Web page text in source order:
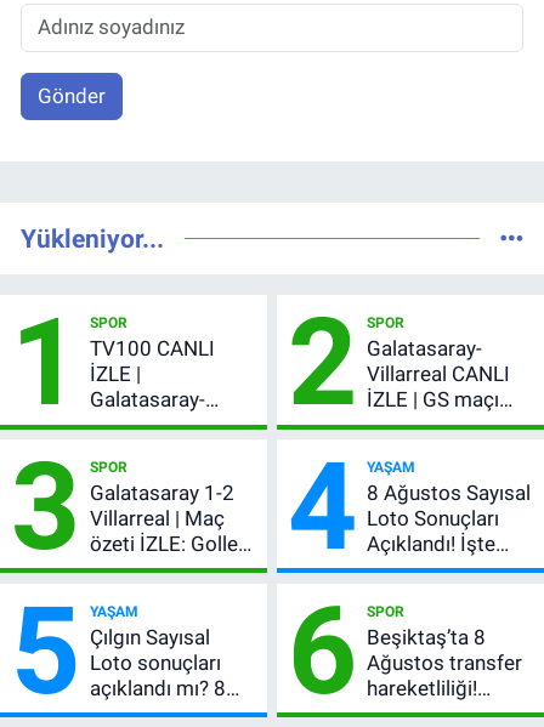
Gönder
Yükleniyor...
1 SPOR
TV100 CANLI
İZLE |
Galatasaray-
Villarreal maçı
şifresiz canlı yayın
2 SPOR
Galatasaray-
Villarreal CANLI
İZLE | GS maçı
hangi kanalda,
3 SPOR
Galatasaray 1-2
Villarreal | Maç
özeti İZLE: Goller
peş peşe geldi,
kırmızı kart gördü!
4 YAŞAM
8 Ağustos Sayısal
Loto Sonuçları
Açıklandı! İşte
Kazandıran 6
5 YAŞAM
Çılgın Sayısal
Loto sonuçları
açıklandı mı? 8
Ağustos 2026
6 SPOR
Beşiktaş’ta 8
Ağustos transfer
hareketliliği!
Yönetim 5 bölge